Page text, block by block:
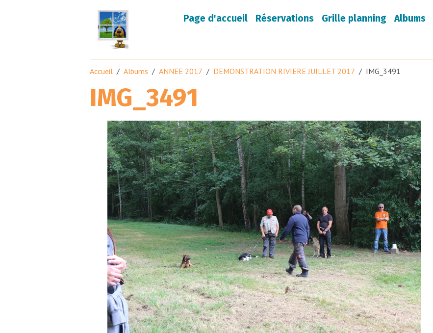
Page d'accueil Réservations Grille planning Albums
Accueil Albums ANNEE 2017 DEMONSTRATION RIVIERE JUILLET 2017 IMG_3491
IMG_3491